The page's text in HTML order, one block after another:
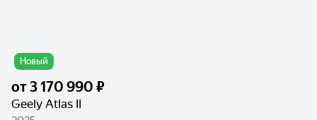
Новый
от3 170 990 ₽
Geely Atlas II